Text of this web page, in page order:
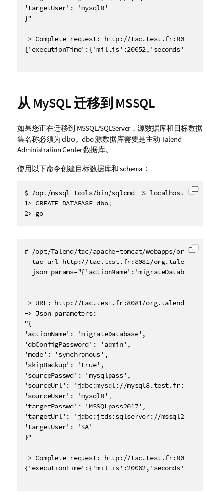
'targetUser': 'mysql8'
}"
-> Complete request: http://tac.test.fr:8081/
从 MySQL 迁移到 MSSQL
如果您正在迁移到 MSSQL/SQLServer，源数据库和目标数据
集名称必须为 dbo。dbo 源数据库需要是主动 Talend
Administration Center数据库。
使用以下命令创建目标数据库和 schema：
$ /opt/mssql-tools/bin/sqlcmd -S localhost -U SA -P
1> CREATE DATABASE dbo;
2> go
复制代
# /opt/Talend/tac/apache-tomcat/webapps/
--tac-url http://tac.test.fr:8081/
--json-
-> URL: http://tac.test.fr:8081/
-> Json parameters:
"{
'actionName': 'migrateDatabase',
'dbConfigPassword': 'admin',
'mode': 'synchronous',
'skipBackup': 'true',
'sourcePasswd': 'mysqlpass',
'sourceUrl': 'jdbc:mysql://mysql8.test.fr:3306/
'sourceUser': 'mysql8',
'targetPasswd': 'MSSQLpass2017',
'targetUrl': 'jdbc:jtds:sqlserver://
'targetUser': 'SA'
}"
-> Complete request: http://tac.test.fr:8081/
复制代